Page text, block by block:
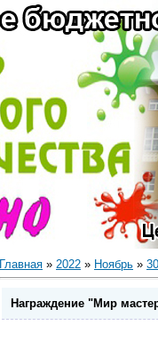
Главная » 2022 » Ноябрь » 30
Награждение "Мир